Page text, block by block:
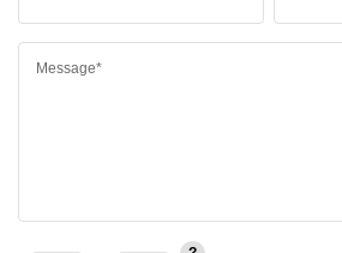
Message*